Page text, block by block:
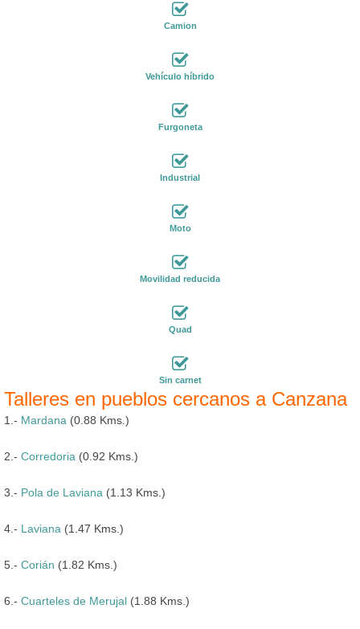
Camion
Vehículo híbrido
Furgoneta
Industrial
Moto
Movilidad reducida
Quad
Sin carnet
Talleres en pueblos cercanos a Canzana
1.- Mardana (0.88 Kms.)
2.- Corredoria (0.92 Kms.)
3.- Pola de Laviana (1.13 Kms.)
4.- Laviana (1.47 Kms.)
5.- Corián (1.82 Kms.)
6.- Cuarteles de Merujal (1.88 Kms.)